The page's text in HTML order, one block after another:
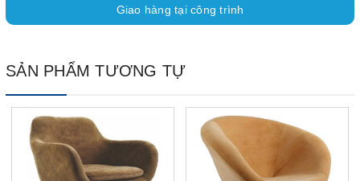
Giao hàng tại công trình
SẢN PHẨM TƯƠNG TỰ